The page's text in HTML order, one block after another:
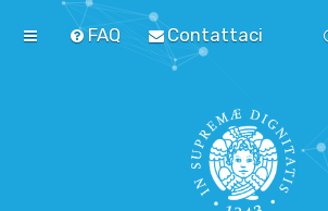
FAQ Contattaci